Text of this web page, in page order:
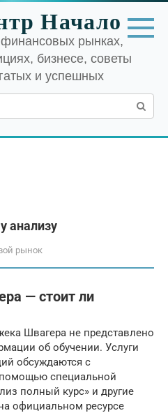
Начало
рынках,
бизнесе, советы
и успешных
анализу
рынок
— стоит ли
Швагера не представлено
об обучении. Услуги
обсуждаются с
специальной
полный курс» и другие
официальном ресурсе